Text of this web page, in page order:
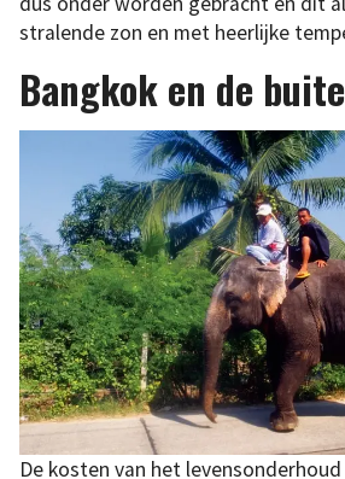
stralende zon en met heerlijke
Bangkok en de
De kosten van het